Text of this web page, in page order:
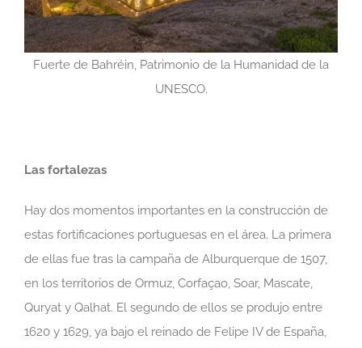
Fuerte de Bahréin, Patrimonio de la Humanidad de la
UNESCO.
Las fortalezas
Hay dos momentos importantes en la construcción de
estas fortificaciones portuguesas en el área. La primera
de ellas fue tras la campaña de Alburquerque de 1507,
en los territorios de Ormuz, Corfaçao, Soar, Mascate,
Quryat y Qalhat. El segundo de ellos se produjo entre
1620 y 1629, ya bajo el reinado de Felipe IV de España,